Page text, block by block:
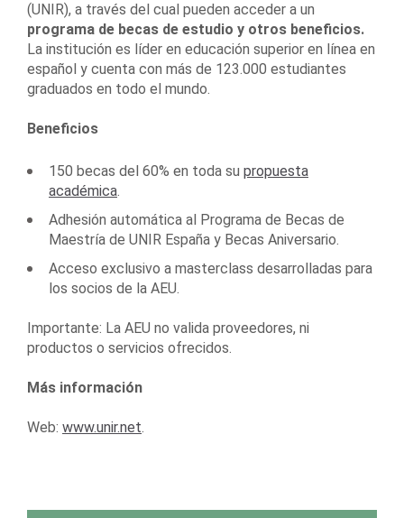
(UNIR), a través del cual pueden acceder a un
programa de becas de estudio y otros beneficios.
La institución es líder en educación superior en línea en
español y cuenta con más de 123.000 estudiantes
graduados en todo el mundo.
Beneficios
150 becas del 60% en toda su propuesta
académica.
Adhesión automática al Programa de Becas de
Maestría de UNIR España y Becas Aniversario.
Acceso exclusivo a masterclass desarrolladas para
los socios de la AEU.
Importante: La AEU no valida proveedores, ni
productos o servicios ofrecidos.
Más información
Web: www.unir.net.